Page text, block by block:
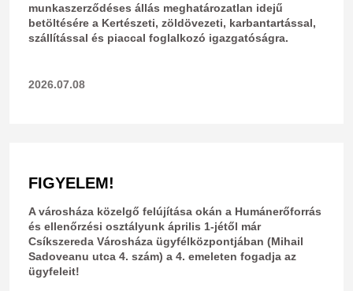
munkaszerződéses állás meghatározatlan idejű
betöltésére a Kertészeti, zöldövezeti, karbantartással,
szállítással és piaccal foglalkozó igazgatóságra.
2026.07.08
FIGYELEM!
A városháza közelgő felújítása okán a Humánerőforrás
és ellenőrzési osztályunk április 1-jétől már
Csíkszereda Városháza ügyfélközpontjában (Mihail
Sadoveanu utca 4. szám) a 4. emeleten fogadja az
ügyfeleit!